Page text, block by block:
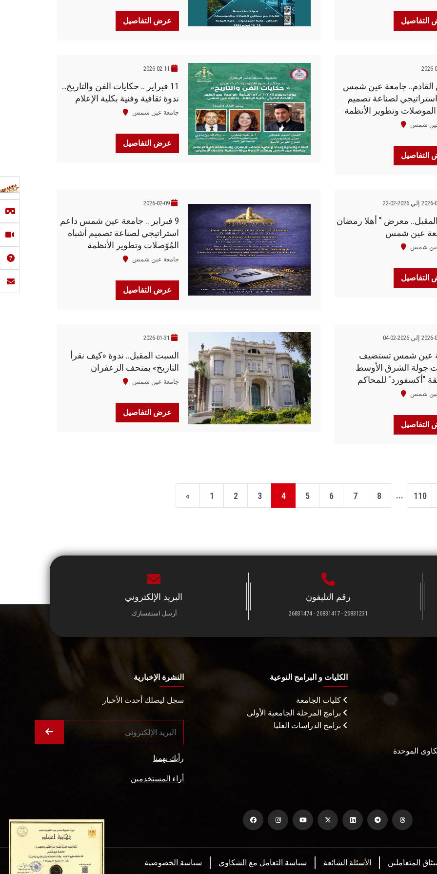
التفاصيل عرض التفاصيل
2026-
القادم.. جامعة عين شمس
لصناعة تصميم
الموصلات وتطوير الأنظمة
في مصرعين شمس
التفاصيل
2026-02-11
11 فبراير .. حكايات الفن والتاريخ…
ندوة ثقافية وفنية بكلية الإعلام
جامعة عين شمس
عرض التفاصيل
2026-02-22
المقبل.. معرض " أهلا رمضان
عين شمس
عين شمس
التفاصيل
2026-02-09
9 فبراير .. جامعة عين شمس داعم
استراتيجي لصناعة تصميم أشباه
المُوّصلات وتطوير الأنظمة
المدمجة في مصر
جامعة عين شمس
عرض التفاصيل
2026-02-04
عين شمس تستضيف
جولة الشرق الأوسط
"أكسفورد" للمحاكم
في مجال قانون الإعلام
عين شمس
التفاصيل
2026-01-31
السبت المقبل.. ندوة «كيف نقرأ
التاريخ» بمتحف الزعفران
جامعة عين شمس
عرض التفاصيل
« 1 2 3 4 5 6 7 8 ... 110
رقم التليفون
26831231 - 26831417 - 26831474
البريد الإلكتروني
أرسل استفسارك.
الموحدة
الكليات و البرامج النوعية
كليات الجامعة
برامج المرحلة الجامعية الأولى
برامج الدراسات العليا
النشرة الإخبارية
سجل ليصلك أحدث الأخبار
رأيك يهمنا
أراء المستخدمين
سياسة الخصوصية سياسة التعامل مع الشكاوي الأسئلة الشائعة المتعاملين